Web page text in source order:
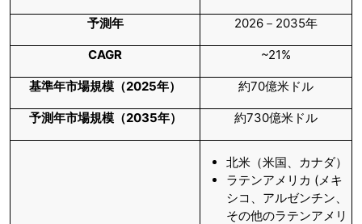
予測年 2026－2035年
CAGR ~21%
基準年市場規模（2025年） 約70億米ドル
予測年市場規模（2035年） 約730億米ドル
北米（米国、カナダ）
ラテンアメリカ (メキ
シコ、アルゼンチン、
その他のラテンアメリ